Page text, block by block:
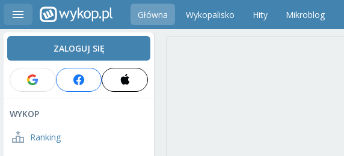
Główna Wykopalisko Hity Mikroblog
ZALOGUJ SIĘ
WYKOP
Ranking